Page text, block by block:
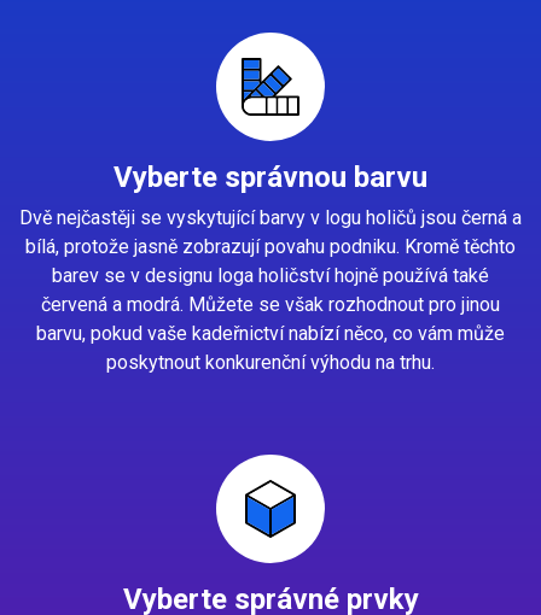
Vyberte správnou barvu
Dvě nejčastěji se vyskytující barvy v logu holičů jsou černá a
bílá, protože jasně zobrazují povahu podniku. Kromě těchto
barev se v designu loga holičství hojně používá také
červená a modrá. Můžete se však rozhodnout pro jinou
barvu, pokud vaše kadeřnictví nabízí něco, co vám může
poskytnout konkurenční výhodu na trhu.
Vyberte správné prvky